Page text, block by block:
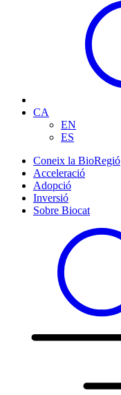
CA
EN
ES
Coneix la BioRegió
Acceleració
Adopció
Inversió
Sobre Biocat